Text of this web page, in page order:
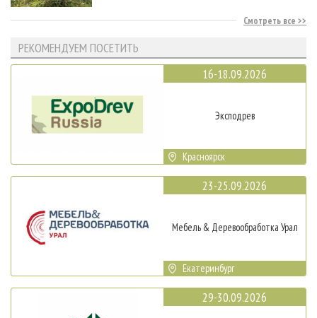
Смотреть все
РЕКОМЕНДУЕМ ПОСЕТИТЬ
16-18.09.2026
Эксподрев
Красноярск
23-25.09.2026
Мебель & Деревообработка Урал
Екатеринбург
29-30.09.2026